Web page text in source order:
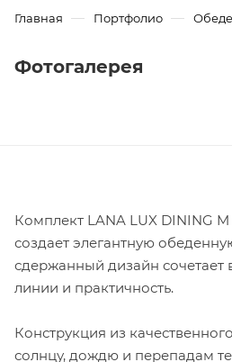
Главная — Портфолио —
Фотогалерея
Комплект LANA LUX DINING
создает элегантную
сдержанный дизайн сочетает
линии и практичность.
Конструкция из
солнцу, дождю и перепадам